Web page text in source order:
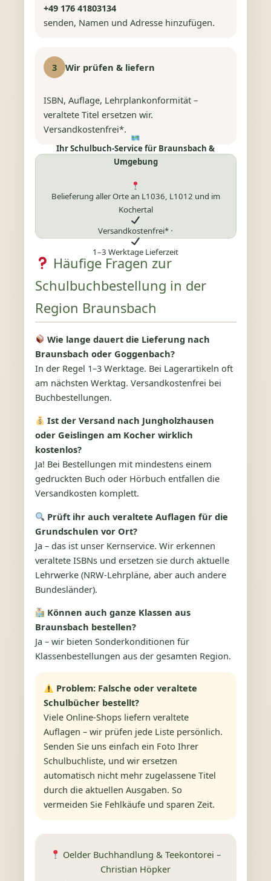
+49 176 41803134
senden, Namen und Adresse hinzufügen.
3 Wir prüfen & liefern
ISBN, Auflage, Lehrplankonformität –
veraltete Titel ersetzen wir.
Versandkostenfrei*.
Ihr Schulbuch-Service für Braunsbach &
Umgebung
Belieferung aller Orte an L1036, L1012 und im
Kochertal
Versandkostenfrei* ·
1–3 Werktage Lieferzeit
Häufige Fragen zur
Schulbuchbestellung in der
Region Braunsbach
Wie lange dauert die Lieferung nach
Braunsbach oder Goggenbach?
In der Regel 1–3 Werktage. Bei Lagerartikeln oft
am nächsten Werktag. Versandkostenfrei bei
Buchbestellungen.
Ist der Versand nach Jungholzhausen
oder Geislingen am Kocher wirklich
kostenlos?
Ja! Bei Bestellungen mit mindestens einem
gedruckten Buch oder Hörbuch entfallen die
Versandkosten komplett.
Prüft ihr auch veraltete Auflagen für die
Grundschulen vor Ort?
Ja – das ist unser Kernservice. Wir erkennen
veraltete ISBNs und ersetzen sie durch aktuelle
Lehrwerke (NRW-Lehrpläne, aber auch andere
Bundesländer).
Können auch ganze Klassen aus
Braunsbach bestellen?
Ja – wir bieten Sonderkonditionen für
Klassenbestellungen aus der gesamten Region.
Problem: Falsche oder veraltete
Schulbücher bestellt?
Viele Online-Shops liefern veraltete
Auflagen – wir prüfen jede Liste persönlich.
Senden Sie uns einfach ein Foto Ihrer
Schulbuchliste, und wir ersetzen
automatisch nicht mehr zugelassene Titel
durch die aktuellen Ausgaben. So
vermeiden Sie Fehlkäufe und sparen Zeit.
Oelder Buchhandlung & Teekontorei –
Christian Höpker